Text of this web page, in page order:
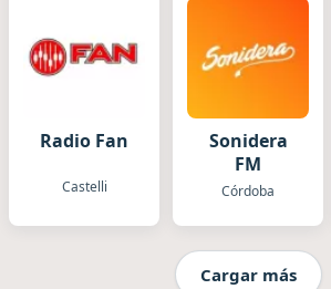
Radio Fan
Castelli
Sonidera
FM
Córdoba
Cargar más